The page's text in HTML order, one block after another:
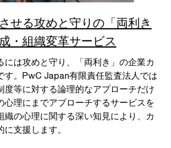
せる攻めと守りの「両利き
・組織変革サービス
には攻めと守り、「両利き」の企業カ
す。PwC Japan有限責任監査法人では
度等に対する論理的なアプローチだけ
心理にまでアプローチするサービスを
織の心理に関する深い知見により、カ
支援します。